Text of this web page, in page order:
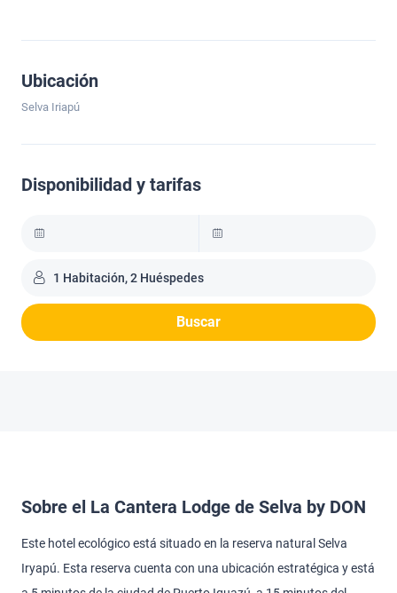
Ubicación
Selva Iriapú
Disponibilidad y tarifas
1 Habitación, 2 Huéspedes
Buscar
Sobre el La Cantera Lodge de Selva by DON
Este hotel ecológico está situado en la reserva natural Selva
Iryapú. Esta reserva cuenta con una ubicación estratégica y está